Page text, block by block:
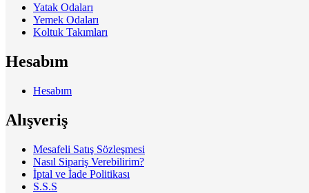
Yatak Odaları
Yemek Odaları
Koltuk Takımları
Hesabım
Hesabım
Alışveriş
Mesafeli Satış Sözleşmesi
Nasıl Sipariş Verebilirim?
İptal ve İade Politikası
S.S.S